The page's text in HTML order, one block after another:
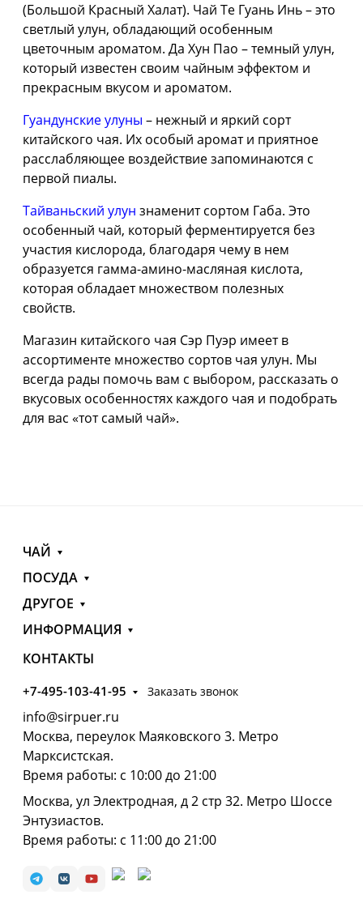
(Большой Красный Халат). Чай Те Гуань Инь – это
светлый улун, обладающий особенным
цветочным ароматом. Да Хун Пао – темный улун,
который известен своим чайным эффектом и
прекрасным вкусом и ароматом.
Гуандунские улуны – нежный и яркий сорт
китайского чая. Их особый аромат и приятное
расслабляющее воздействие запоминаются с
первой пиалы.
Тайваньский улун знаменит сортом Габа. Это
особенный чай, который ферментируется без
участия кислорода, благодаря чему в нем
образуется гамма-амино-масляная кислота,
которая обладает множеством полезных
свойств.
Магазин китайского чая Сэр Пуэр имеет в
ассортименте множество сортов чая улун. Мы
всегда рады помочь вам с выбором, рассказать о
вкусовых особенностях каждого чая и подобрать
для вас «тот самый чай».
ЧАЙ
ПОСУДА
ДРУГОЕ
ИНФОРМАЦИЯ
КОНТАКТЫ
+7-495-103-41-95 Заказать звонок
info@sirpuer.ru
Москва, переулок Маяковского 3. Метро
Марксистская.
Время работы: с 10:00 до 21:00
Москва, ул Электродная, д 2 стр 32. Метро Шоссе
Энтузиастов.
Время работы: с 11:00 до 21:00